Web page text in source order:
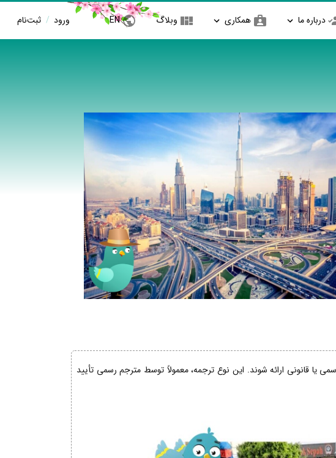
درباره ما همکاری وبلاگ EN ورود / ثبت‌نام
یا قانونی ارائه شوند. این نوع ترجمه، معمولاً توسط مترجم رسمی تأیید